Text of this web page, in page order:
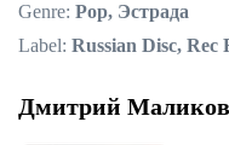
Genre: Pop, Эстрада
Label: Russian Disc,
Дмитрий Маликов